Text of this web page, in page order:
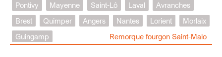
Pontivy
Mayenne Saint-Lô Laval
Avranches
Brest
Quimper Angers Nantes Lorient
Morlaix
Guingamp
Remorque fourgon Saint-Malo